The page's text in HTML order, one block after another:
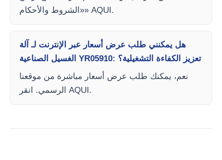
«الشروط والأحكام» AQUI.
هل يمكنني طلب عرض أسعار عبر الإنترنت لـ آلة
الغسيل الصناعية YR05910: تعزيز الكفاءة التشغيلية؟
نعم، يمكنك طلب عرض أسعار مباشرة من موقعنا
الرسمي. انقر AQUI.